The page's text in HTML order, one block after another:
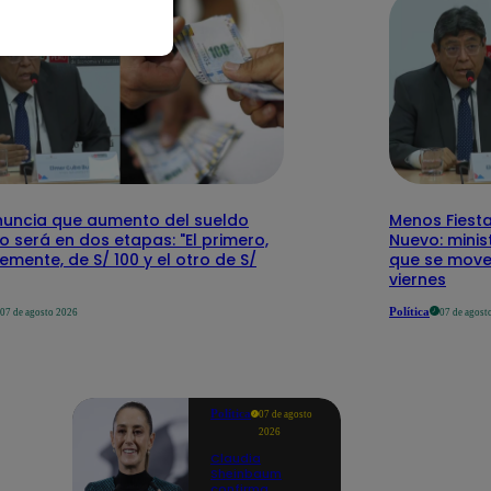
que aumento del sueldo
será en dos etapas: "El primero,
de S/ 100 y el otro de S/
07 de agosto 2026
Menos
Nuevo:
que se
viernes
Política 07 de
Política
07 de agosto
2026
Claudia
Sheinbaum